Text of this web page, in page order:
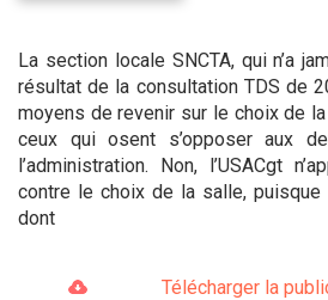
La section locale SNCTA, qui n’a
résultat de la consultation TDS de
moyens de revenir sur le choix de
ceux qui osent s’opposer aux
l’administration. Non, l’USACgt
contre le choix de la salle,
dont
Télécharger la